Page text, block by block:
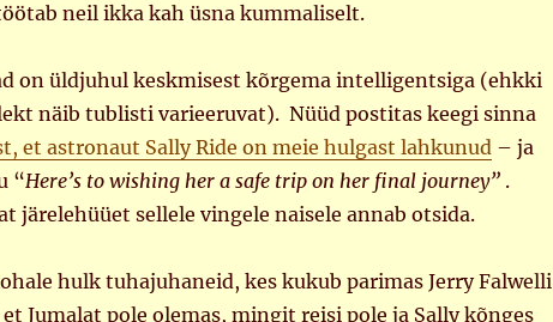
neil ikka kah üsna kummaliselt.
on üldjuhul keskmisest kõrgema intelligentsiga (ehkki
näib tublisti varieeruvat). Nüüd postitas keegi sinna
et astronaut Sally Ride on meie hulgast lahkunud– ja
“Here’s to wishing her a safe trip on her final journey”.
järelehüüet sellele vingele naisele annab otsida.
hulk tuhajuhaneid, kes kukub parimas Jerry Falwelli
Jumalat pole olemas, mingit reisi pole ja Sally kõnges